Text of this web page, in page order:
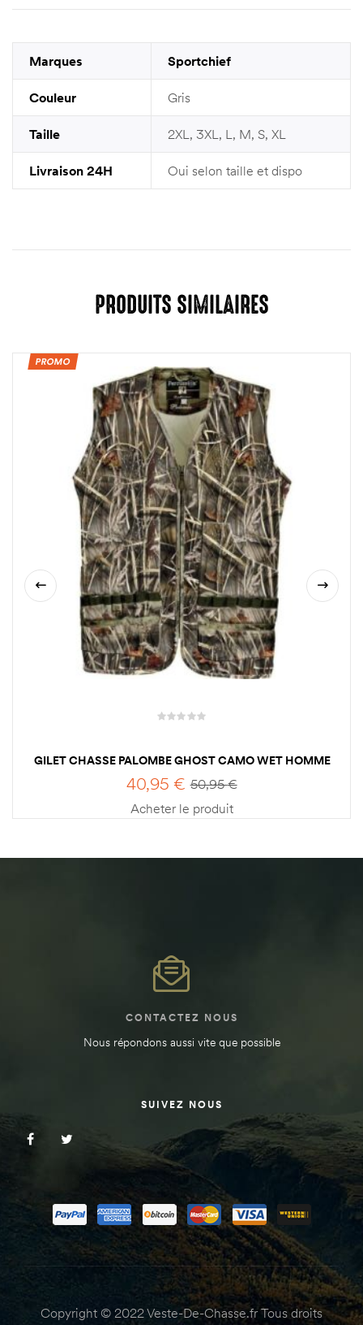
Marques Sportchief
Couleur Gris
Taille 2XL, 3XL, L, M, S, XL
Livraison 24H Oui selon taille et dispo
PRODUITS SIMILAIRES
PROMO
GILET CHASSE PALOMBE GHOST CAMO WET HOMME
PERCUSSION
50,95€
40,95€
Acheter le produit
CONTACTEZ NOUS
Nous répondons aussi vite que possible
SUIVEZ NOUS
Copyright © 2022 Veste-De-Chasse.fr Tous droits